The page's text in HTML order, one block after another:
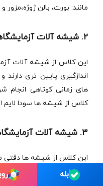
مانند: بورت، بالن ژوژه،مزور
2. شیشه آلات آزمایشگاهی کلاس B:
اندازگیری پایین تری دارند
های زمانی کوتاهی انجام
کلاس از شیشه ها سودا
3. شیشه آلات آزمایشگاهی کلاس AS:
که زمان تحویل آن ها
بله